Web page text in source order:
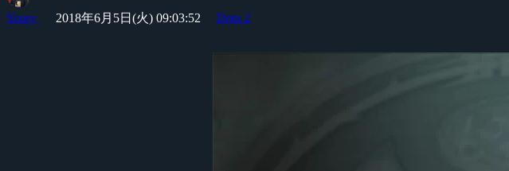
Yossy 2018年6月5日(火) 09:03:52 Dota 2